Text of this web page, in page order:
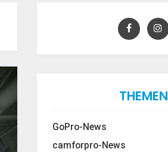
THEMEN
GoPro-News
camforpro-News